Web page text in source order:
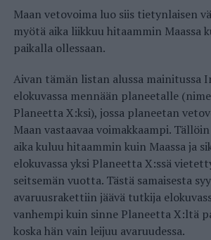
Maan vetovoima luo siis tietynlaisen
myötä aika liikkuu hitaammin Maassa
paikalla ollessaan.
Aivan tämän listan alussa mainitussa
elokuvassa mennään planeetalle
Planeetta X:ksi), jossa planeetan
Maan vastaavaa voimakkaampi.
aika kuluu hitaammin kuin Maassa ja
elokuvassa yksi Planeetta X:ssä
seitsemän vuotta. Tästä samaisesta
avaruusrakettiin jäävä tutkija
vanhempi kuin sinne Planeetta X:ltä
koska hän vain leijuu avaruudessa.